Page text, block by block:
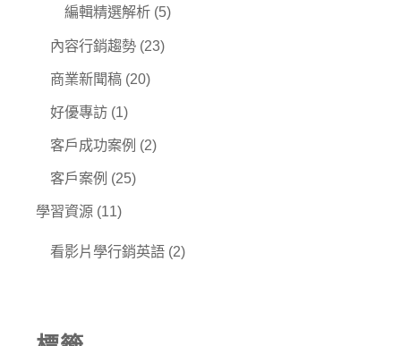
編輯精選解析 (5)
內容行銷趨勢 (23)
商業新聞稿 (20)
好優專訪 (1)
客戶成功案例 (2)
客戶案例 (25)
學習資源 (11)
看影片學行銷英語 (2)